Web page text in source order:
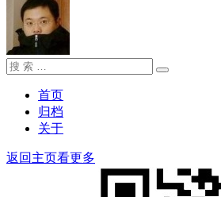
搜
搜
首页
归档
关于
返回主页看更多